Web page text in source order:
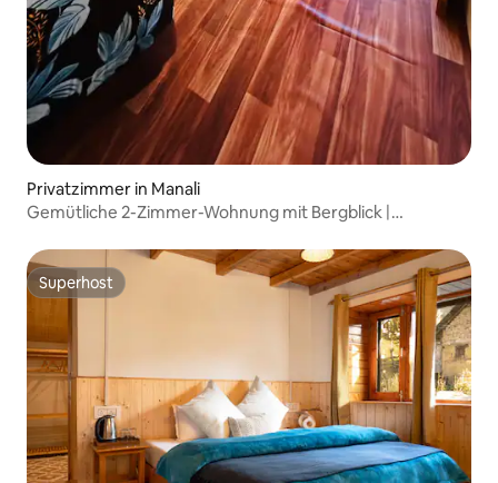
Privatzimmer in Manali
Gemütliche 2-Zimmer-Wohnung mit Bergblick |
Superhost
Superhost